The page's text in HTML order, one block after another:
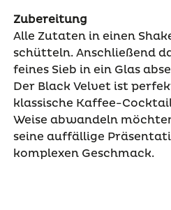
Zubereitung
Alle Zutaten in einen
schütteln. Anschließend
feines Sieb in ein Glas
Der Black Velvet ist
klassische Kaffee-
Weise abwandeln
seine auffällige
komplexen Geschmack.